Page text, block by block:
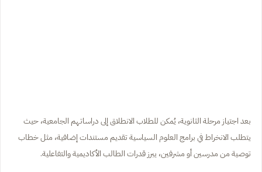
بعد اجتياز مرحلة الثانوية، يُمكن للطلاب الانطلاق إلى دراساتهم الجامعية، حيث
يتطلب الانخراط في برامج العلوم السياسية تقديم مستندات إضافية، مثل خطاب
توصية من مدرسين أو مشرفين، يبرز قدرات الطالب الأكاديمية والتفاعلية.